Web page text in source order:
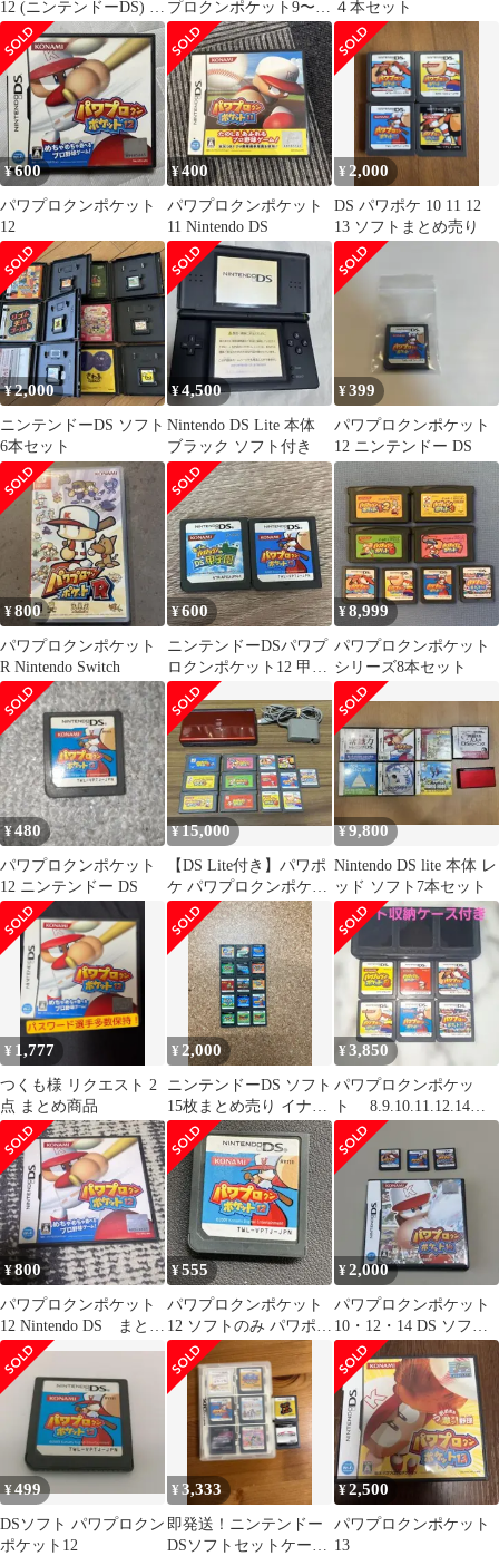
12 (ニンテンドーDS) パ
ワポケ12
プロクンポケット9〜14
セット
４本セット
¥600
パワプロクンポケット
12
¥400
パワプロクンポケット
11 Nintendo DS
¥ 2,000
DS パワポケ 10 11 12
13 ソフトまとめ売り
¥2,000
ニンテンドーDS ソフト
6本セット
¥4,500
Nintendo DS Lite 本体
ブラック ソフト付き
¥399
パワプロクンポケット
12 ニンテンドー DS
¥800
パワプロクンポケット
R Nintendo Switch
¥600
ニンテンドーDSパワプ
ロクンポケット12 甲子
園
¥8,999
パワプロクンポケット
シリーズ8本セット
¥480
パワプロクンポケット
12 ニンテンドー DS
¥15,000
【DS Lite付き】パワポ
ケ パワプロクンポケッ
ト 1〜13セット 動作確
認済
¥9,800
Nintendo DS lite 本体 レ
ッド ソフト7本セット
¥ 1,777
つくも様 リクエスト 2
点 まとめ商品
¥ 2,000
ニンテンドーDS ソフト
15枚まとめ売り イナズ
マイレブン ポケモン マ
リオ
M316③
¥3,850
パワプロクンポケッ
ト 8.9.10.11.12.14 6
点まとめ売り
¥800
パワプロクンポケット
12 Nintendo DS まとめ
買い有！
¥555
パワプロクンポケット
12 ソフトのみ パワポケ
12
¥2,000
パワプロクンポケット
10・12・14 DS ソフト3
本セット
¥499
DSソフト パワプロクン
ポケット12
¥3,333
即発送！ニンテンドー
DSソフトセットケース
¥2,500
パワプロクンポケット
13